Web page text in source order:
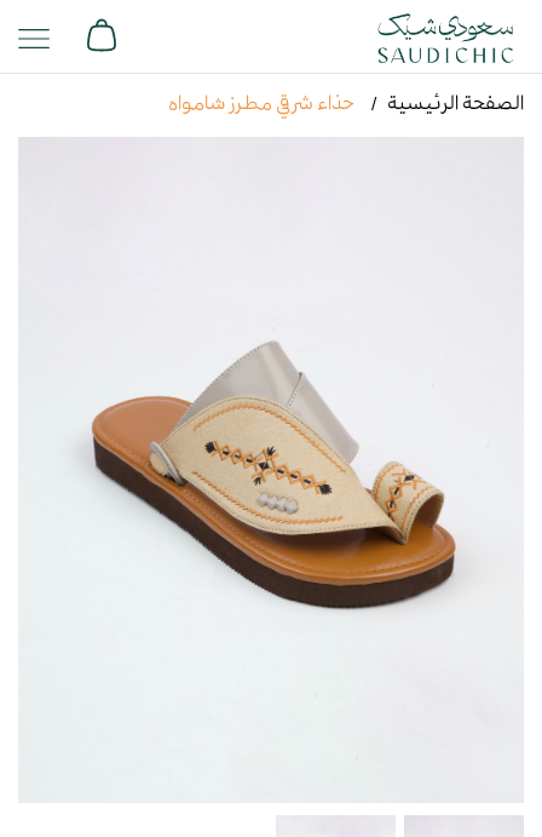
الصفحة الرئيسية حذاء شرقي مطرز شامواه